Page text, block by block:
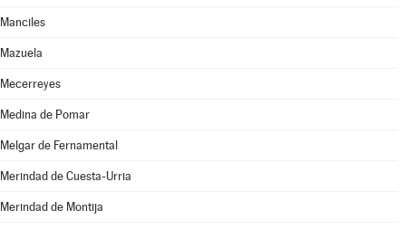
Manciles
Mazuela
Mecerreyes
Medina de Pomar
Melgar de Fernamental
Merindad de Cuesta-Urria
Merindad de Montija